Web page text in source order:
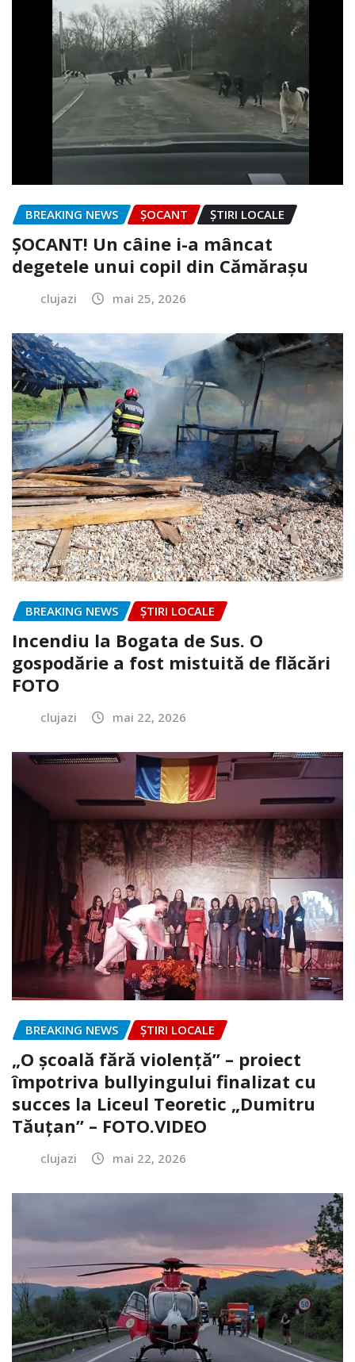
BREAKING NEWS ȘOCANT ȘTIRI LOCALE
ȘOCANT! Un câine i-a mâncat
degetele unui copil din Cămărașu
clujazi mai 25, 2026
BREAKING NEWS ȘTIRI LOCALE
Incendiu la Bogata de Sus. O
gospodărie a fost mistuită de flăcări
FOTO
clujazi mai 22, 2026
BREAKING NEWS ȘTIRI LOCALE
„O școală fără violență” – proiect
împotriva bullyingului finalizat cu
succes la Liceul Teoretic „Dumitru
Tăuțan” – FOTO.VIDEO
clujazi mai 22, 2026